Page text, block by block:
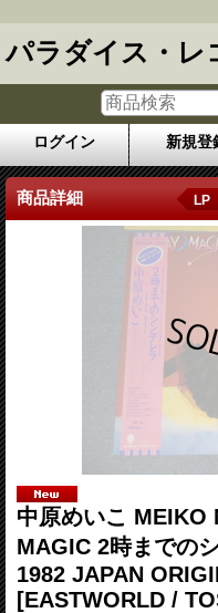
パラダイス・レ
ログイン 新規登
商品詳細 LP
中原めいこ MEIKO
MAGIC 2時までの
1982 JAPAN
[EASTWORLD /